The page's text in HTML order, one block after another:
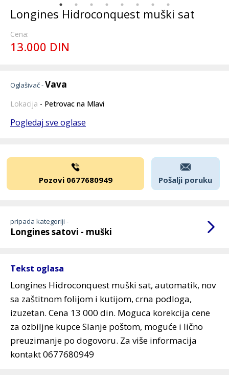
Longines Hidroconquest muški sat
Cena:
13.000 DIN
Oglašivač -Vava
Lokacija - Petrovac na Mlavi
Pogledaj sve oglase
Pozovi 0677680949 Pošalji poruku
pripada kategoriji -
Longines satovi - muški
Tekst oglasa
Longines Hidroconquest muški sat, automatik, nov
sa zaštitnom folijom i kutijom, crna podloga,
izuzetan. Cena 13 000 din. Moguca korekcija cene
za ozbiljne kupce Slanje poštom, moguće i lično
preuzimanje po dogovoru. Za više informacija
kontakt 0677680949